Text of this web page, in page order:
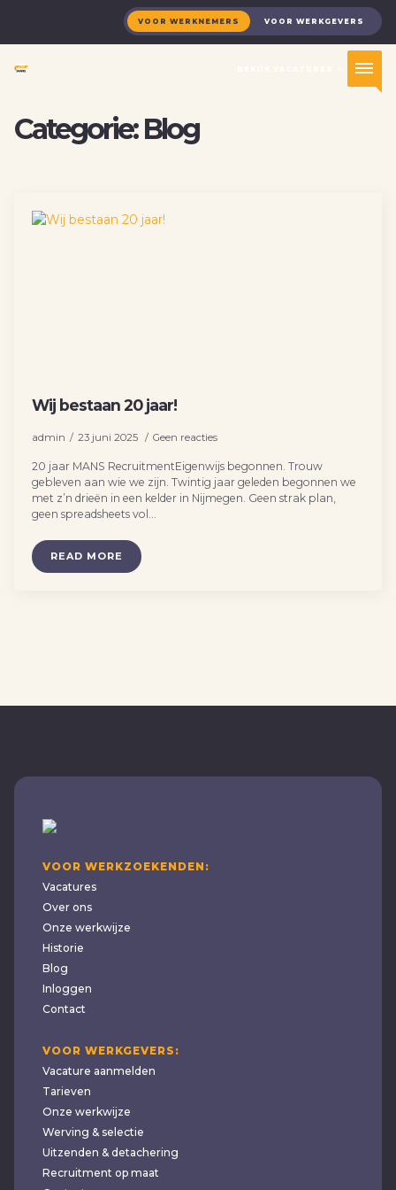
VOOR WERKNEMERS VOOR WERKGEVERS
Categorie:Blog
Wij bestaan 20 jaar!
admin 23 juni 2025 Geen reacties
20 jaar MANS RecruitmentEigenwijs begonnen. Trouw
gebleven aan wie we zijn. Twintig jaar geleden begonnen we
met z’n drieën in een kelder in Nijmegen. Geen strak plan,
geen spreadsheets vol…
READ MORE
VOOR WERKZOEKENDEN:
Vacatures
Over ons
Onze werkwijze
Historie
Blog
Inloggen
Contact
VOOR WERKGEVERS:
Vacature aanmelden
Tarieven
Onze werkwijze
Werving & selectie
Uitzenden & detachering
Recruitment op maat